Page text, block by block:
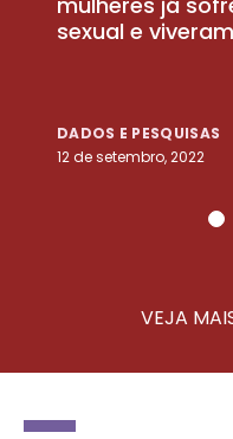
sexual e
DADOS E PESQUISAS
12 de setembro, 2022
VEJA